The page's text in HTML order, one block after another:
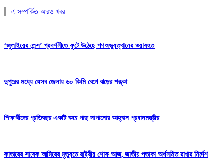
এ সম্পর্কিত আরও খবর
‘জুলাইয়ের লেন্স’ প্রদর্শনীতে ফুটে উঠেছে গণঅভ্যুত্থানের ভয়াবহতা
দুপুরের মধ্যে যেসব জেলায় ৬০ কিমি বেগে ঝড়ের শঙ্কা
শিক্ষার্থীদের প্রতিবছর একটি করে গাছ লাগানোর আহ্বান প্রধানমন্ত্রীর
কাতারের সাবেক আমিরের মৃত্যুতে রাষ্ট্রীয় শোক আজ, জাতীয় পতাকা অর্ধনমিত রাখার নির্দেশ